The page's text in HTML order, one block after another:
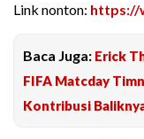
Link nonton: https://
Baca Juga: Erick
FIFA Matcday
Kontribusi